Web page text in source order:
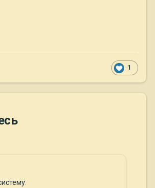
1